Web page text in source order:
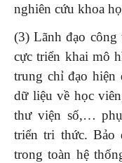
nghiên cứu khoa
(3) Lãnh đạo công
cực triển khai mô
trung chỉ đạo hiện
dữ liệu về học
thư viện số,…
triển tri thức. Bảo
trong toàn hệ